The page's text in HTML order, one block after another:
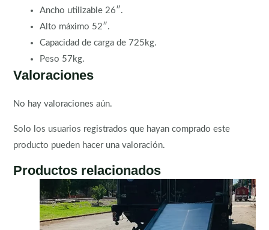
Ancho utilizable 26″.
Alto máximo 52″.
Capacidad de carga de 725kg.
Peso 57kg.
Valoraciones
No hay valoraciones aún.
Solo los usuarios registrados que hayan comprado este
producto pueden hacer una valoración.
Productos relacionados